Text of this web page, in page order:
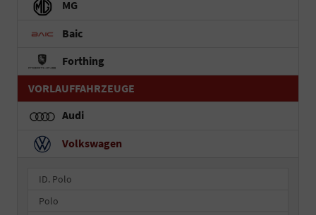
MG
Baic
Forthing
VORLAUFFAHRZEUGE
Audi
Volkswagen
ID. Polo
Polo